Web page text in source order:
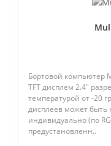
Бортовой компьютер
TFT дисплем 2.4"
температурой от -20
дисплеев может быть
индивидуально (по
предустановленн..